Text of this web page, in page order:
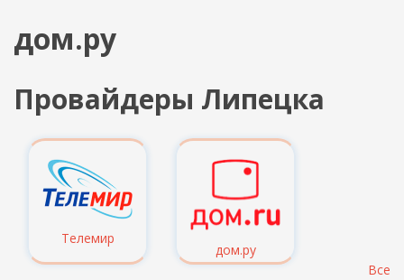
дом.ру
Провайдеры Липецка
Телемир
дом.ру
Все